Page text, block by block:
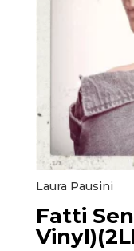
Laura Pausini
Fatti